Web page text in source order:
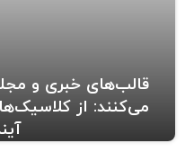
قالب‌های خبری و
می‌کنند: از